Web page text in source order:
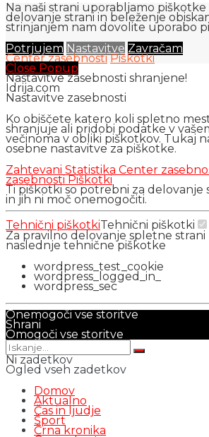
Na naši strani uporabljamo piškotke
delovanje strani in beleženje
strinjanjem nam dovolite uporabo
Potrjujem Nastavitve Zavračam
Center zasebnosti Piškotki
Close Popup
Nastavitve zasebnosti shranjene!
Idrija.com
Nastavitve zasebnosti
Ko obiščete katero koli spletno
shranjuje ali pridobi podatke v
večinoma v obliki piškotkov. Tukaj
osebne nastavitve za piškotke.
Zahtevani Statistika Center
zasebnostiPiškotki
Ti piškotki so potrebni za delovanje
in jih ni moč onemogočiti.
Tehnični piškotkiTehnični piškotki
Za pravilno delovanje spletne
naslednje tehnične piškotke
wordpress_test_cookie
wordpress_logged_in_
wordpress_sec
Onemogoči vse storitve
Shrani
Omogoči vse storitve
Ni zadetkov
Ogled vseh zadetkov
Domov
Aktualno
Čas in ljudje
Šport
Črna kronika